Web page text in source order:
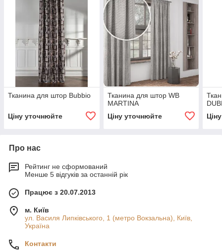
Тканина для штор Bubbio
Ціну уточнюйте
Тканина для штор WB
MARTINA
Ціну уточнюйте
Про нас
Рейтинг не сформований
Менше 5 відгуків за останній рік
Працює з 20.07.2013
м. Київ
ул. Василя Липківського, 1 (метро Вокзальна), Київ,
Україна
Контакти